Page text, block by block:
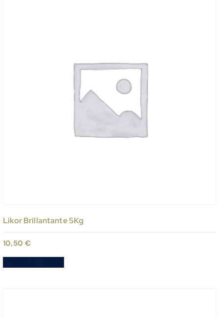
Likor Brillantante 5Kg
10,50 €